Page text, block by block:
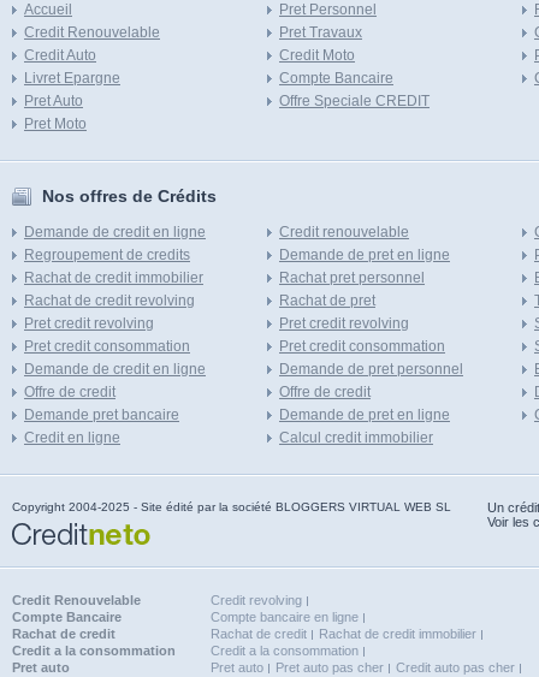
Accueil
Credit Renouvelable
Credit Auto
Livret Epargne
Pret Auto
Pret Moto
Pret Personnel
Pret Travaux
Credit Moto
Compte Bancaire
Offre Speciale CREDIT
Nos offres de Crédits
Demande de credit en ligne
Regroupement de credits
Rachat de credit immobilier
Rachat de credit revolving
Pret credit revolving
Pret credit consommation
Demande de credit en ligne
Offre de credit
Demande pret bancaire
Credit en ligne
Credit renouvelable
Demande de pret en ligne
Rachat pret personnel
Rachat de pret
Pret credit revolving
Pret credit consommation
Demande de pret personnel
Offre de credit
Demande de pret en ligne
Calcul credit immobilier
Copyright 2004-2025 - Site édité par la société BLOGGERS VIRTUAL WEB SL
Un
Voir les
Credit Renouvelable
Credit revolving
Compte Bancaire
Compte bancaire en ligne
Rachat de credit
Rachat de credit
Rachat de credit immobilier
Credit a la consommation
Credit a la consommation
Pret auto
Pret auto Pret auto pas cher Credit auto pas cher